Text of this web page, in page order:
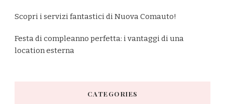
Scopri i servizi fantastici di Nuova Comauto!
Festa di compleanno perfetta: i vantaggi di una
location esterna
CATEGORIES